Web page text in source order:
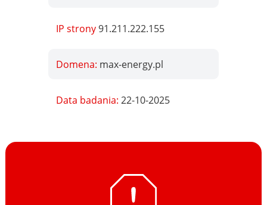
IP strony91.211.222.155
Domena: max-energy.pl
Data badania:22-10-2025